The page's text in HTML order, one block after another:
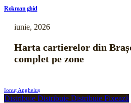
Rokman ghid
iunie, 2026
Harta cartierelor din
complet pe zone
Ionuț Angheluș
Distribuie Distribuie Distribuie Fixează